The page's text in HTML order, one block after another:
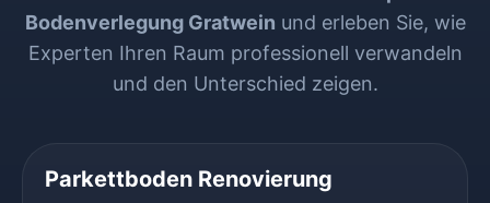
Bodenverlegung Gratwein und erleben Sie, wie
Experten Ihren Raum professionell verwandeln
und den Unterschied zeigen.
Parkettboden Renovierung